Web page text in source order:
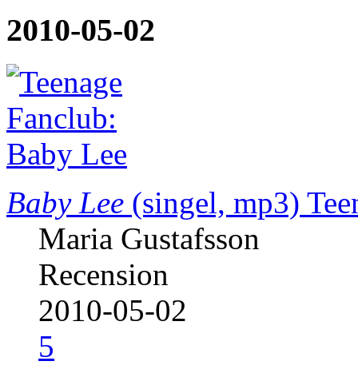
2010-05-02
Baby Lee (singel, mp3)
Maria Gustafsson
Recension
2010-05-02
5